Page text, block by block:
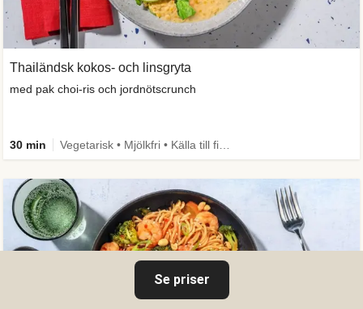
Thailändsk kokos- och linsgryta
med pak choi-ris och jordnötscrunch
30 min
Se priser